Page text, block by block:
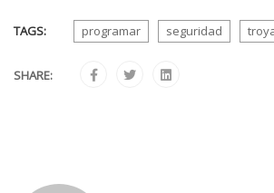
TAGS: programar seguridad
SHARE: